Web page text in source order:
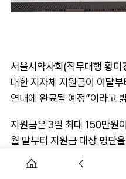
서울시약사회(직무대행 황미
대한 지자체 지원금이 이달
연내에 완료될 예정”이라고
지원금은 3일 최대 150만원
월 말부터 지원금 대상 명단
금 청구에 필요한 자료 협조